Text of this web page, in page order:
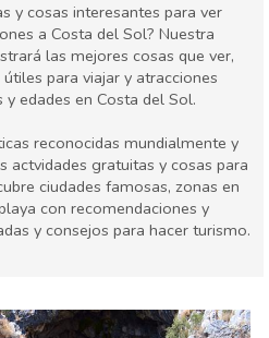
y cosas interesantes para ver
a Costa del Sol? Nuestra
las mejores cosas que ver,
para viajar y atracciones
edades en Costa del Sol.
reconocidas mundialmente y
actvidades gratuitas y cosas para
ciudades famosas, zonas en
con recomendaciones y
y consejos para hacer turismo.
& Restaurantes